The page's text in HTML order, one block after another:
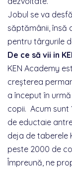
Jobul se va
săptămânii, însă
pentru târgurile
De ce să vii in
KEN Academy
creșterea
a început în
copii. Acum sunt
de eductaie
deja de taberele
peste 2000 de
Împreună, ne